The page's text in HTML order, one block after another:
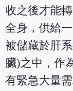
收之後才能
全身，供給
被儲藏於肝
臟)之中，作
有緊急大量